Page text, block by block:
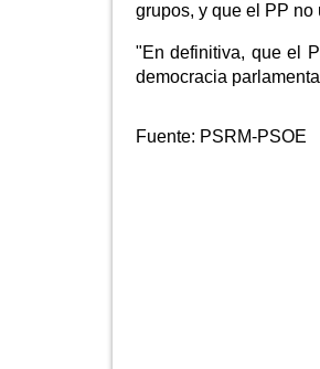
grupos, y que el PP
"En definitiva, que el
democracia
Fuente: PSRM-PSOE